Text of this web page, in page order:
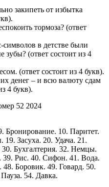
закипеть от избытка
тормоза? (ответ
символов в детстве были
(ответ состоит из 4
(ответ состоит из 4 букв).
денег – и всю валюту сдам
4 букв).
Бронирование. 10. Паритет.
Засуха. 20. Удача. 21.
Бухгалтерия. 32. Немцы.
39. Рис. 40. Сифон. 41. Вода.
Боровик. 49. Говард. 50.
54. Давка.